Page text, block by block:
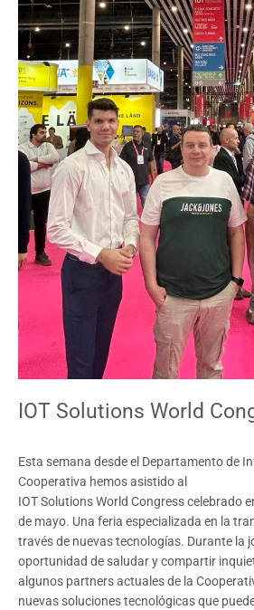
IOT Solutions World
Esta semana desde el Departamento de
Cooperativa hemos asistido al
IOT Solutions World Congress celebrado
de mayo. Una feria especializada en la
través de nuevas tecnologías. Durante la
oportunidad de saludar y compartir
algunos partners actuales de la
nuevas soluciones tecnológicas que